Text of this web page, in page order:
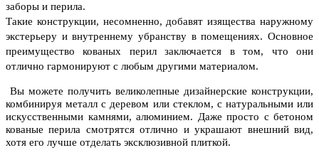
заборы и перила.
Такие конструкции, несомненно, добавят изящества наружному
экстерьеру и внутреннему убранству в помещениях. Основное
преимущество кованых перил заключается в том, что они
отлично гармонируют с любым другими материалом.
Вы можете получить великолепные дизайнерские конструкции,
комбинируя металл с деревом или стеклом, с натуральными или
искусственными камнями, алюминием. Даже просто с бетоном
кованые перила смотрятся отлично и украшают внешний вид,
хотя его лучше отделать эксклюзивной плиткой.